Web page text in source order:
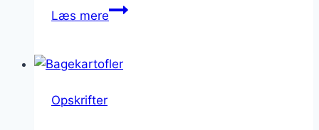
Læs mereBagte
søde
Opskrifter